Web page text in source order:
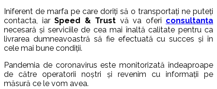
Iniferent de marfa pe care doriți să o transportați ne puteți
contacta, iar Speed & Trust vă va oferi consultanța
necesară și serviciile de cea mai înaltă calitate pentru ca
livrarea dumneavoastră să fie efectuată cu succes și în
cele mai bune condiții.
Pandemia de coronavirus este monitorizată îndeaproape
de către operatorii noștri și revenim cu informații pe
măsură ce le vom avea.